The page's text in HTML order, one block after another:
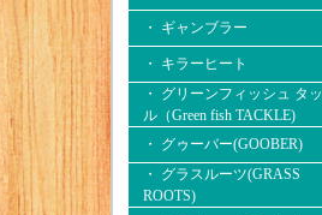
・ ギャンブラー
・ キラーヒート
・ グリーンフィッシュ タ
ル（Green fish TACKLE)
・ グゥーバー(GOOBER)
・ グラスルーツ(GRASS
ROOTS)